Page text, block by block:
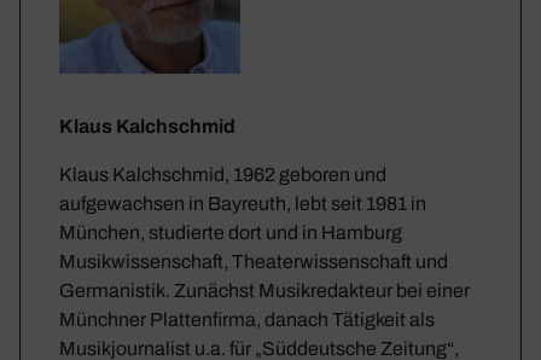
Klaus Kalchschmid
Klaus Kalchschmid, 1962 geboren und
aufgewachsen in Bayreuth, lebt seit 1981 in
München, studierte dort und in Hamburg
Musikwissenschaft, Theaterwissenschaft und
Germanistik. Zunächst Musikredakteur bei einer
Münchner Plattenfirma, danach Tätigkeit als
Musikjournalist u.a. für „Süddeutsche Zeitung“,